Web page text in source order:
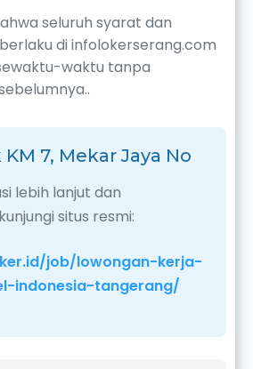
seluruh syarat dan
di infolokerserang.com
waktu tanpa
KM 7, Mekar Jaya No
lebih lanjut dan
situs resmi:
job/lowongan-kerja-
indonesia-tangerang/